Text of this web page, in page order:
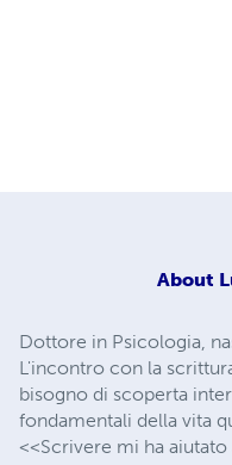
About
Dottore in Psicologia,
L'incontro con la
bisogno di scoperta
fondamentali della vita
<<Scrivere mi ha